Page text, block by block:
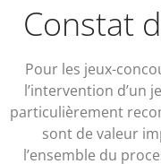
Constat
Pour les jeux-
l’intervention d’un
particulièrement
sont de valeur
l’ensemble du